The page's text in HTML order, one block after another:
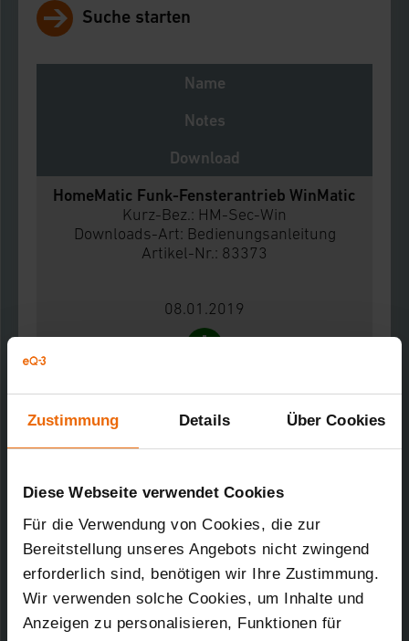
Zustimmung Details Über Cookies
Diese Webseite verwendet Cookies
Für die Verwendung von Cookies, die zur
Bereitstellung unseres Angebots nicht zwingend
erforderlich sind, benötigen wir Ihre Zustimmung.
Wir verwenden solche Cookies, um Inhalte und
Anzeigen zu personalisieren, Funktionen für
Suche starten
Name
Notes
Download
HomeMatic Funk-Fensterantrieb WinMatic
Kurz-Bez.: HM-Sec-Win
Downloads-Art: Bedienungsanleitung
Artikel-Nr.: 83373
08.01.2019
HomeMatic Funk-Fensterantrieb WinMatic
Kurz-Bez.: HM-Sec-Win
Artikel-Nr.: 83373
08.01.2019
249,14 KB